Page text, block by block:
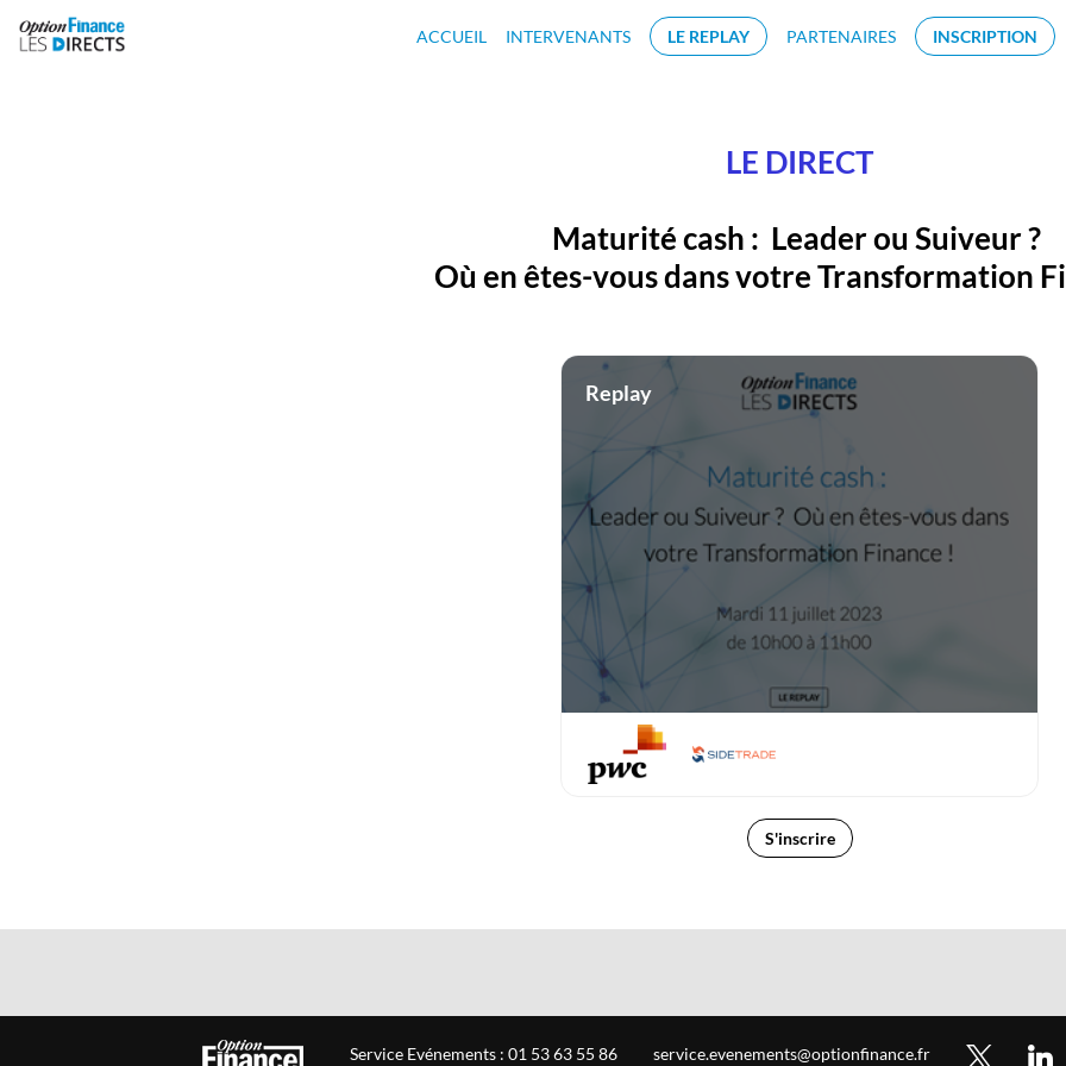
ACCUEIL INTERVENANTS LE REPLAY PARTENAIRES INSCRIPTION
LE DIRECT
Maturité cash : Leader ou Suiveur ?
Où en êtes-vous dans votre Transformation
Replay
S'inscrire
Service Evénements : 01 53 63 55 86 service.evenements@optionfinance.fr